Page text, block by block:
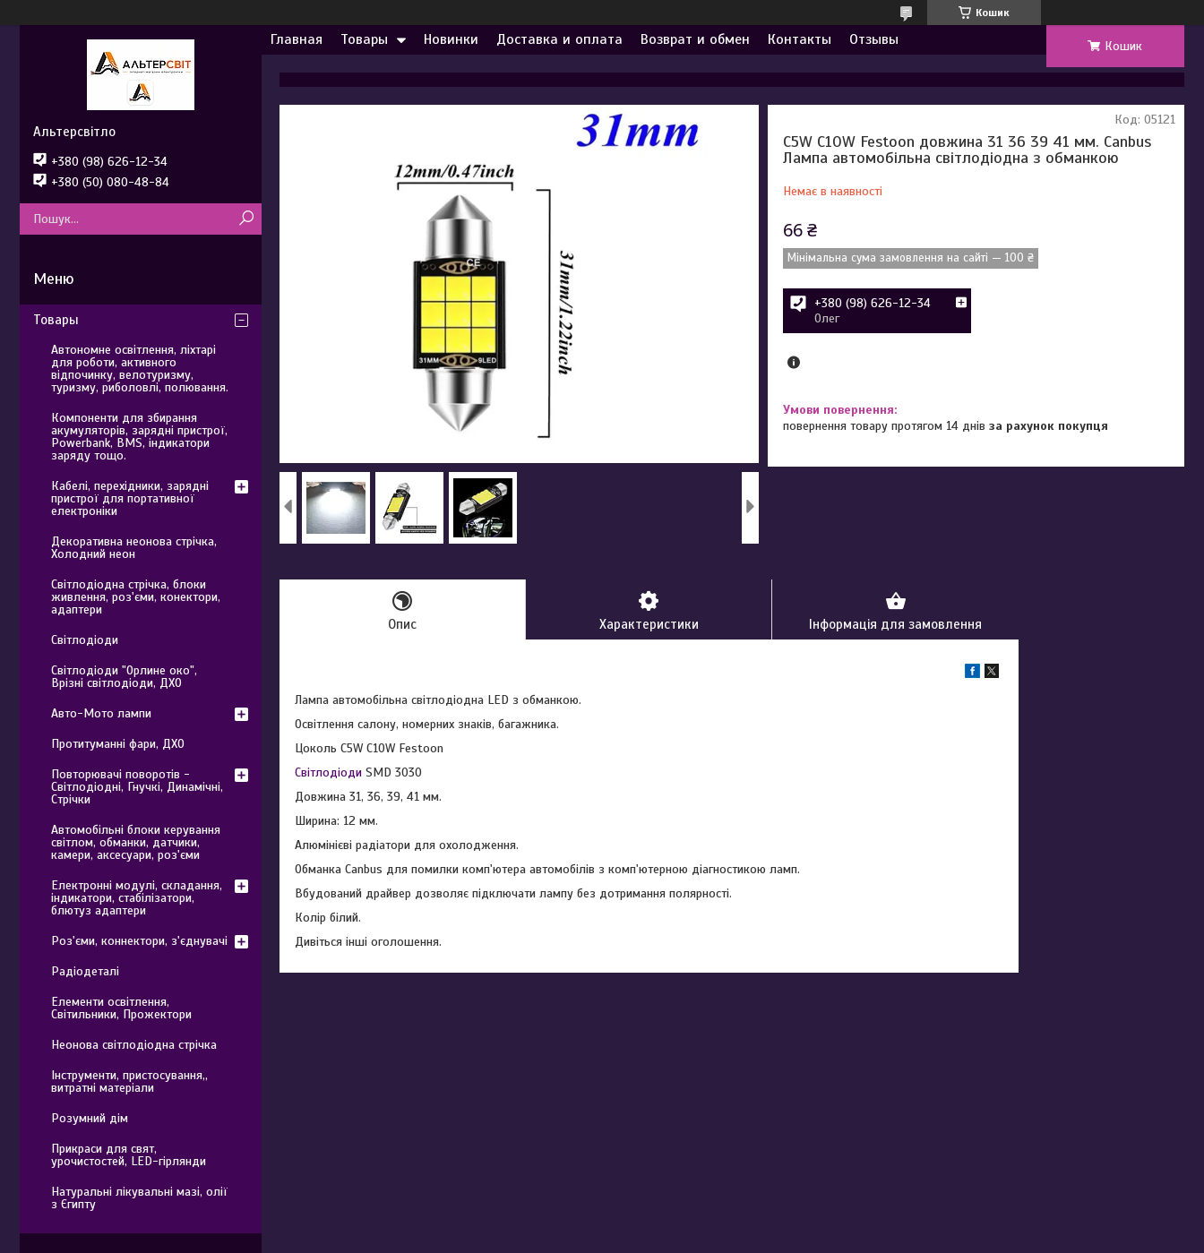
Кошик
Главная Товары Новинки Доставка и оплата Возврат и обмен Контакты Отзывы Кошик
C5W C10W Festoon довжина 31 36 39 41 мм. Canbus
Лампа автомобільна світлодіодна з обманкою
Немає в наявності
Код: 05121
66 ₴
Мінімальна сума замовлення на сайті — 100 ₴
+380 (98) 626-12-34
Олег
повернення товару протягом 14 днівза рахунок покупця
Опис Характеристики Інформація для замовлення
Лампа автомобільна світлодіодна LED з обманкою.
Освітлення салону, номерних знаків, багажника.
Цоколь C5W C10W Festoon
Світлодіоди SMD 3030
Довжина 31, 36, 39, 41 мм.
Ширина: 12 мм.
Алюмінієві радіатори для охолодження.
Обманка Canbus для помилки комп'ютера автомобілів з комп'ютерною діагностикою ламп.
Вбудований драйвер дозволяє підключати лампу без дотримання полярності.
Колір білий.
Дивіться інші оголошення.
Альтерсвітло
+380 (98) 626-12-34
+380 (50) 080-48-84
Товары
Автономне освітлення, ліхтарі
для роботи, активного
відпочинку, велотуризму,
туризму, риболовлі, полювання.
Компоненти для збирання
акумуляторів, зарядні пристрої,
Powerbank, BMS, індикатори
заряду тощо.
Кабелі, перехідники, зарядні
пристрої для портативної
електроніки
Декоративна неонова стрічка,
Холодний неон
Світлодіодна стрічка, блоки
живлення, роз'єми, конектори,
адаптери
Світлодіоди
Світлодіоди "Орлине око",
Врізні світлодіоди, ДХО
Авто-Мото лампи
Протитуманні фари, ДХО
Повторювачі поворотів -
Світлодіодні, Гнучкі, Динамічні,
Стрічки
Автомобільні блоки керування
світлом, обманки, датчики,
камери, аксесуари, роз'єми
Електронні модулі, складання,
індикатори, стабілізатори,
блютуз адаптери
Роз'єми, коннектори, з'єднувачі
Радіодеталі
Елементи освітлення,
Світильники, Прожектори
Неонова світлодіодна стрічка
Інструменти, пристосування,,
витратні матеріали
Розумний дім
Прикраси для свят,
урочистостей, LED-гірлянди
Натуральні лікувальні мазі, олії
з Єгипту